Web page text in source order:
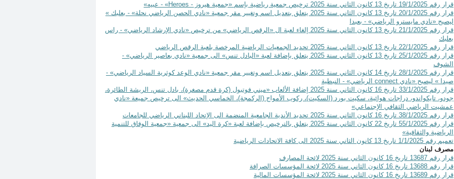
قرار رقم 19/1/2025 تاريخ 13 كانون الثاني سنة 2025 ترخيص جمعية رياضية بإسم «جمعية هيروز -
Heroes» - عبيه»
قرار رقم 20/1/2025 تاريخ 13 كانون الثاني سنة 2025 يتعلق بتعديل اسم وتغيير مقر جمعية «نادي الحصن الرياضي نحلة» - بعلبك »
ليصبح «نادي مايسترو الرياضي» - بعبدا
قرار رقم 21/1/2025 تاريخ 13 كانون الثاني سنة 2025 إلغاء لعبة ال «الرقص الرياضي» من ترخيص «نادي الإرشاد الرياضي» - راس
بعلبك
قرار رقم 22/1/2025 تاريخ 13 كانون الثاني سنة 2025 تحديد الجمعيات الرياضية المرخصة بلعبة الرقص الرياضي
قرار رقم 25/1/2025 تاريخ 13 كانون الثاني سنة 2025 يتعلق بإضافة لعبة «البادل تنس» الى جمعية «نادي بعاصير الرياضي» -
الشوف
قرار رقم 28/1/2025 تاريخ 14 كانون الثاني سنة 2025 يتعلق بتعديل اسم وتغيير مقر جمعية «نادي الوعد كوثرية السياد الرياضي» -
صيدا » ليصبح «نادي connect الرياضي» - النبطية
قرار رقم 33/1/2025 تاريخ 16 كانون الثاني سنة 2025 إضافة الألعاب «ميني فوتبول (كرة قدم مصغرة)، بادل تنس، الريشة الطائرة،
جودو، تايكواندو، دراجات هوائية، سكيت بورد (السكيت)، ركوب الأمواج (الركمجة)، الخماسي الحديث» الى ترخيص جميعة «نادي
عمشيت الرياضي الثقافي الإجتماعي»
قرار رقم 38/1/2025 تاريخ 16 كانون الثاني سنة 2025 تحديد الأندية الجامعية المنضمة الى الإتحاد اللبناني الرياضي للجامعات
قرار رقم 55/1/2025 تاريخ 22 كانون الثاني سنة 2025 يتعلق بالترخيص بإضافة لعبة «كرة اليد» الى جمعية «جمعية الوفاق للتنمية
الرياضية والثقافية»
تعميم رقم 1/1/2025 تاريخ 13 كانون الثاني سنة 2025 الى كافة الاتحادات الرياضية
مصرف لبنان
قرار رقم 13687 تاريخ 16 كانون الثاني سنة 2025 لائحة المصارف
قرار رقم 13688 تاريخ 16 كانون الثاني سنة 2025 لائحة المؤسسات الصرافة
قرار رقم 13689 تاريخ 16 كانون الثاني سنة 2025 لائحة المؤسسات المالية